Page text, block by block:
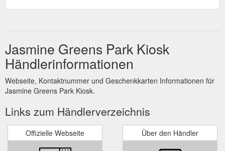
Jasmine Greens Park Kiosk
Händlerinformationen
Webseite, Kontaktnummer und Geschenkkarten Informationen für
Jasmine Greens Park Kiosk.
Links zum Händlerverzeichnis
Offizielle Webseite Über den Händler